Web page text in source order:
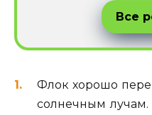
Все
Флок хорошо
солнечным